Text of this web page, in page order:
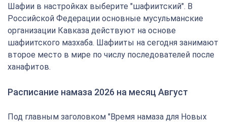
Шафии в настройках выберите "шафиитский". В
Российской Федерации основные мусульманские
организации Кавказа действуют на основе
шафиитского мазхаба. Шафииты на сегодня занимают
второе место в мире по числу последователей после
ханафитов.
Расписание намаза 2026 на месяц Август
Под главным заголовком "Время намаза для Новых